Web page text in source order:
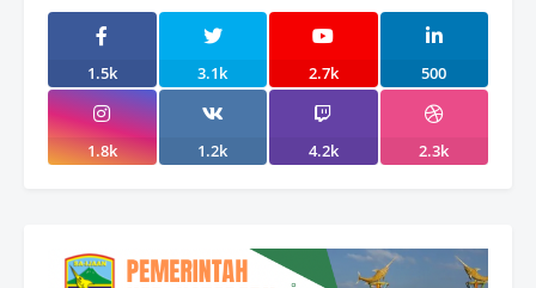
1.5k 3.1k 2.7k 500
1.8k 1.2k 4.2k 2.3k